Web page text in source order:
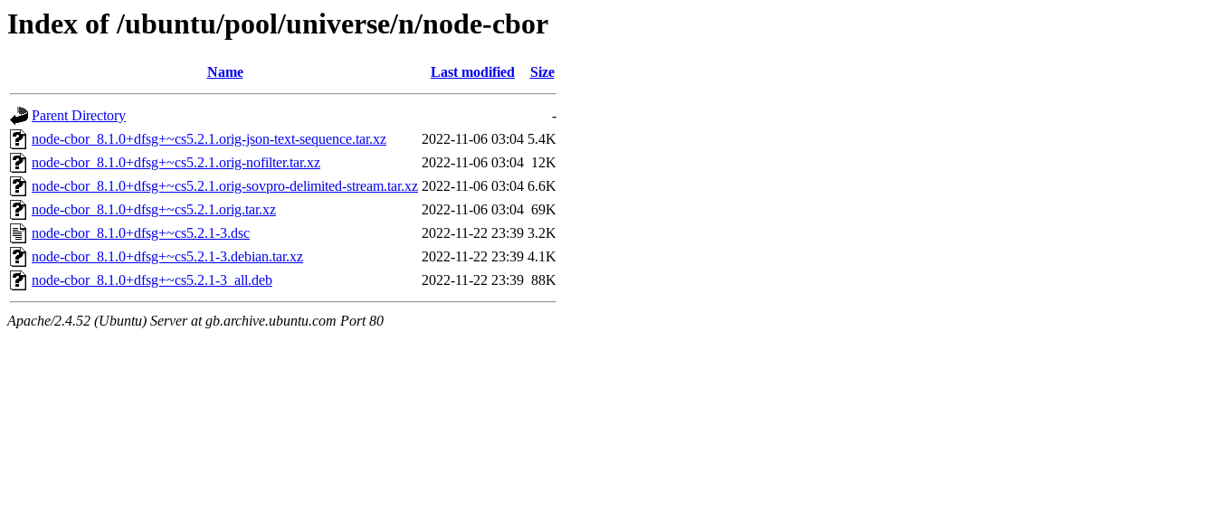
Index of /ubuntu/pool/universe/n/node-cbor
Name Last modified Size
Parent Directory
-
node-cbor_8.1.0+dfsg+~cs5.2.1.orig-json-text-sequence.tar.xz
2022-11-06 03:04 5.4K
node-cbor_8.1.0+dfsg+~cs5.2.1.orig-nofilter.tar.xz
2022-11-06 03:04 12K
node-cbor_8.1.0+dfsg+~cs5.2.1.orig-sovpro-delimited-stream.tar.xz 2022-11-06 03:04 6.6K
node-cbor_8.1.0+dfsg+~cs5.2.1.orig.tar.xz
2022-11-06 03:04 69K
node-cbor_8.1.0+dfsg+~cs5.2.1-3.dsc
2022-11-22 23:39 3.2K
node-cbor_8.1.0+dfsg+~cs5.2.1-3.debian.tar.xz
2022-11-22 23:39 4.1K
node-cbor_8.1.0+dfsg+~cs5.2.1-3_all.deb
2022-11-22 23:39 88K
Apache/2.4.52 (Ubuntu) Server at gb.archive.ubuntu.com Port 80